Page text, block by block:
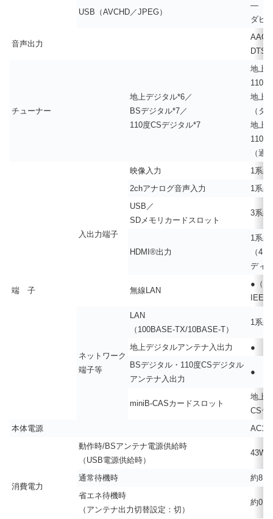
USB（AVCHD／JPEG）
―（
ダビ
音声出力
AAC
DTS-
チューナー
地上デジタル*6／
BSデジタル*7／
110度CSデジタル*7
地上
110
地上
（タ
地上
110
（通
端 子
入出力端子
映像入力
1系統
2chアナログ音声入力
1系統
USB／
SDメモリカードスロット
3系統
HDMI®出力
1系統
（
ディ
無線LAN
●（内
ネットワーク
端子等
LAN
（100BASE-TX/10BASE-T）
1系統
地上デジタルアンテナ入出力
●
BSデジタル・110度CSデジタル
アンテナ入出力
●
miniB-CASカードスロット
地上
CSデ
本体電源
消費電力
動作時/BSアンテナ電源供給時
（USB電源供給時）
43W /
通常待機時
約
省エネ待機時
（アンテナ出力切替設定：切）
約